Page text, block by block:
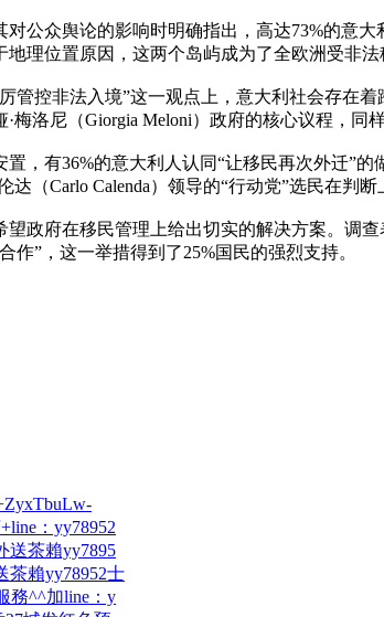
公众舆论的影响时明确指出，高达73%的意
理位置原因，这两个岛屿成为了全欧洲受非法
管控非法入境”这一观点上，意大利社会存在
梅洛尼（Giorgia Meloni）政府的核心议程，同
，有36%的意大利人认同“让移民再次外迁”
达（Carlo Calenda）领导的“行动党”选民在
政府在移民管理上给出切实的解决方案。调
作”，这一举措得到了25%国民的强烈支持。
：yy78952
送茶賴yy7895
茶賴yy78952士
務^^加line：y